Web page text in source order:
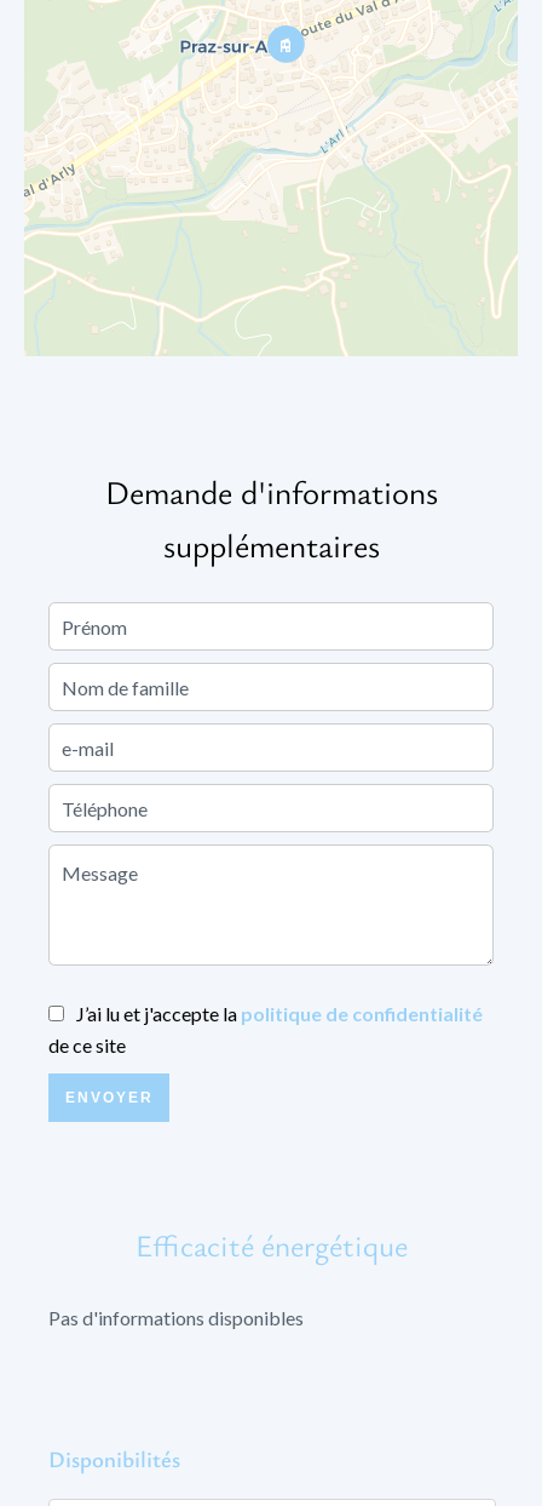
Demande d'informations
supplémentaires
J’ai lu et j'accepte la politique de confidentialité
de ce site
ENVOYER
Efficacité énergétique
Pas d'informations disponibles
Disponibilités